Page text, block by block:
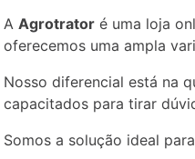
A Agrotrator é uma loja
oferecemos uma ampla
Nosso diferencial está na
capacitados para tirar
Somos a solução ideal